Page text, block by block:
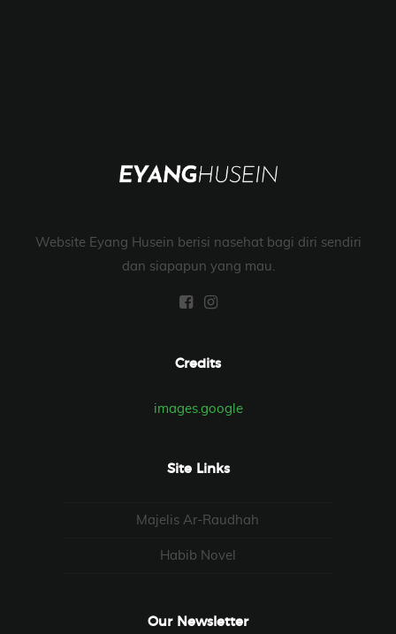
Website Eyang Husein berisi nasehat bagi diri sendiri
dan siapapun yang mau.
Credits
images.google
Site Links
Majelis Ar-Raudhah
Habib Novel
Our Newsletter